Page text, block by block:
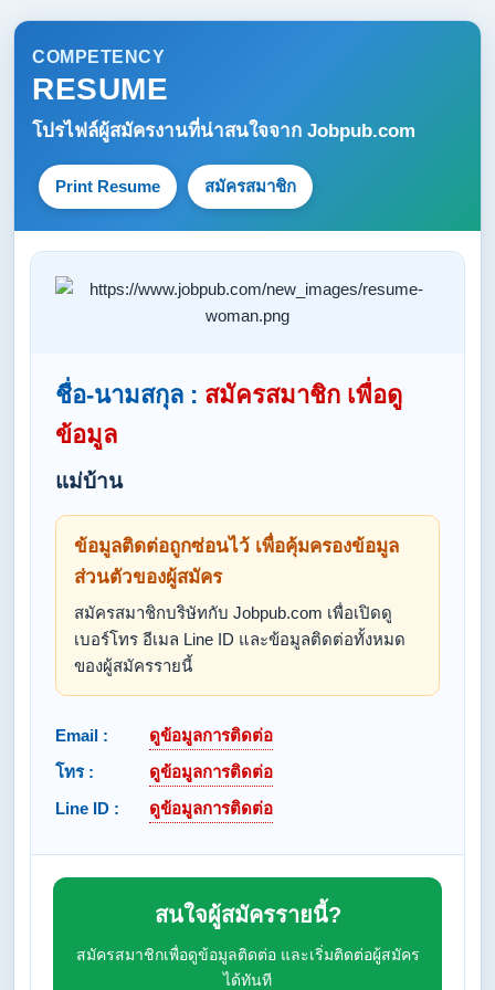
COMPETENCY
RESUME
โปรไฟล์ผู้สมัครงานที่น่าสนใจจาก Jobpub.com
Print Resume สมัครสมาชิก
ชื่อ-นามสกุล : สมัครสมาชิก เพื่อดู
ข้อมูล
แม่บ้าน
ข้อมูลติดต่อถูกซ่อนไว้ เพื่อคุ้มครองข้อมูล
ส่วนตัวของผู้สมัคร
สมัครสมาชิกบริษัทกับ Jobpub.com เพื่อเปิดดู
เบอร์โทร อีเมล Line ID และข้อมูลติดต่อทั้งหมด
ของผู้สมัครรายนี้
Email :
ดูข้อมูลการติดต่อ
โทร :
ดูข้อมูลการติดต่อ
Line ID :
ดูข้อมูลการติดต่อ
สนใจผู้สมัครรายนี้?
สมัครสมาชิกเพื่อดูข้อมูลติดต่อ และเริ่มติดต่อผู้สมัคร
ได้ทันที